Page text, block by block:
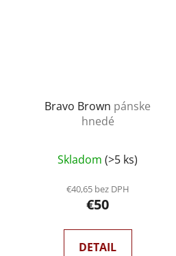
Bravo Brown pánske
hnedé
Skladom (>5 ks)
€40,65 bez DPH
€50
DETAIL